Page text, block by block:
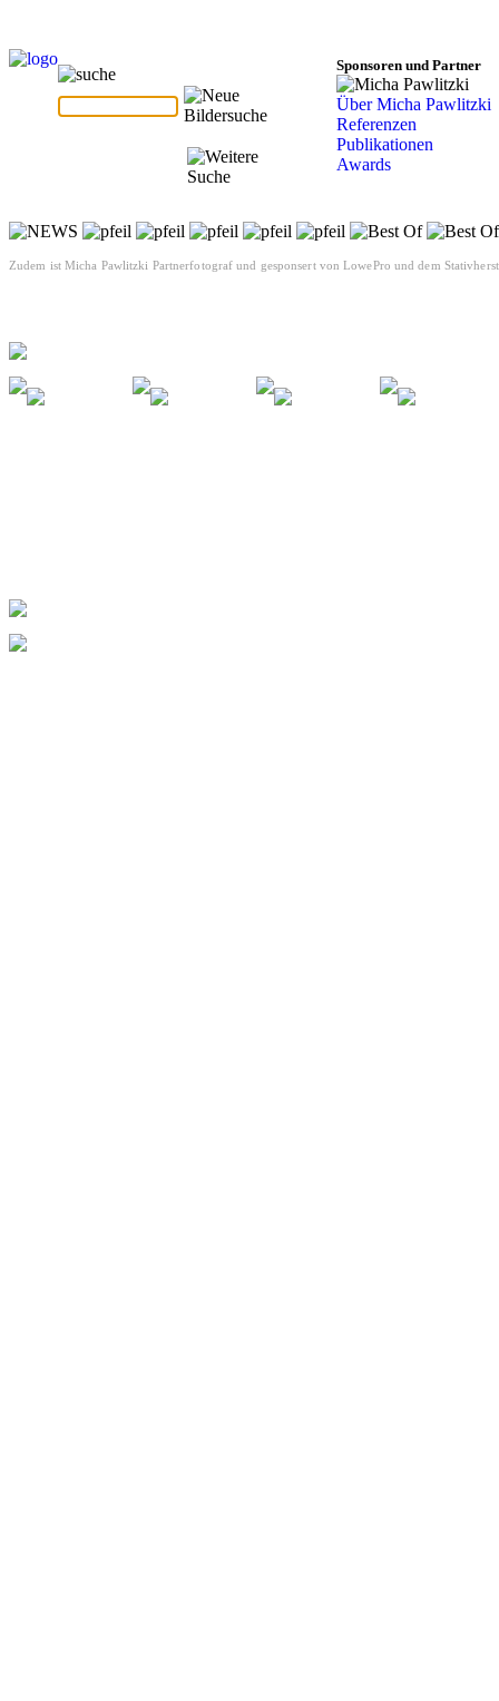
Sponsoren und Partner
Über Micha Pawlitzki
Referenzen
Publikationen
Awards
Zudem ist Micha Pawlitzki Partnerfotograf und gesponsert von LowePro und dem